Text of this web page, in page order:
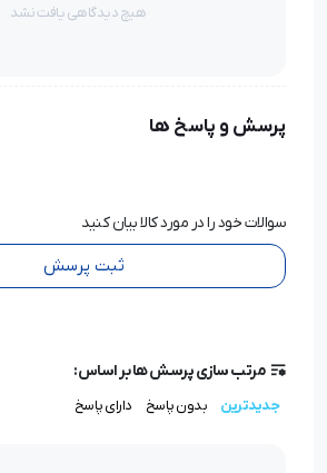
هیچ دیدگاهی یافت نشد
پرسش و پاسخ ها
سوالات خود را در مورد کالا بیان کنید
ثبت پرسش
مرتب سازی پرسش ها بر اساس:
جدیدترین بدون پاسخ دارای پاسخ